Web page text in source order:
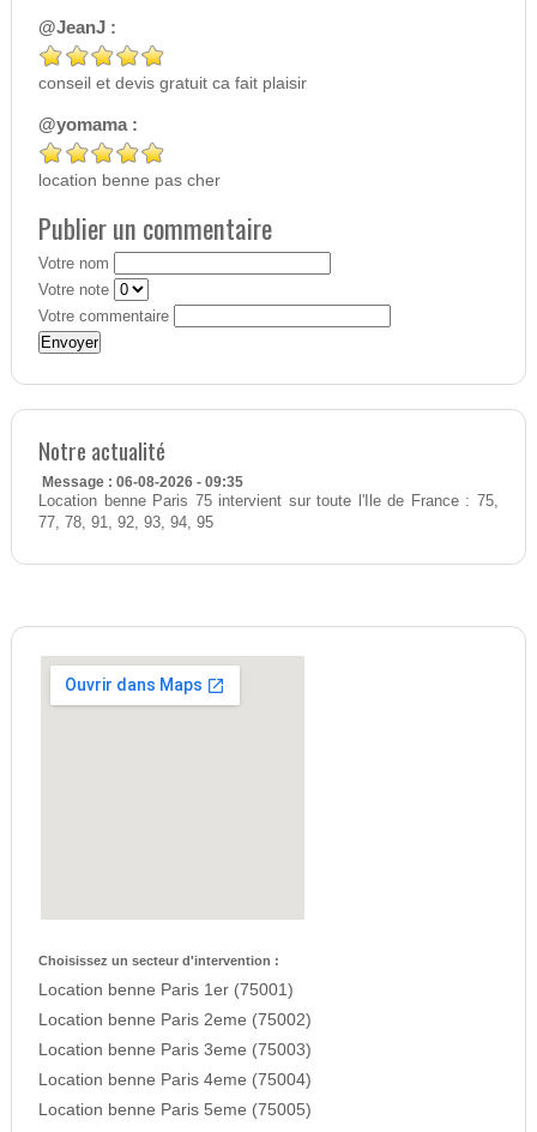
@JeanJ :
conseil et devis gratuit ca fait plaisir
@yomama :
location benne pas cher
Publier un commentaire
Votre nom
Votre note
Votre commentaire
Notre actualité
Message : 06-08-2026 - 09:35
Location benne Paris 75 intervient sur toute l'Ile de France : 75,
77, 78, 91, 92, 93, 94, 95
Choisissez un secteur d'intervention :
Location benne Paris 1er (75001)
Location benne Paris 2eme (75002)
Location benne Paris 3eme (75003)
Location benne Paris 4eme (75004)
Location benne Paris 5eme (75005)